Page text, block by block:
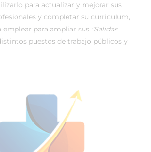
para actualizar y mejorar sus
y completar su curriculum,
emplear para ampliar sus "Salidas
puestos de trabajo públicos y